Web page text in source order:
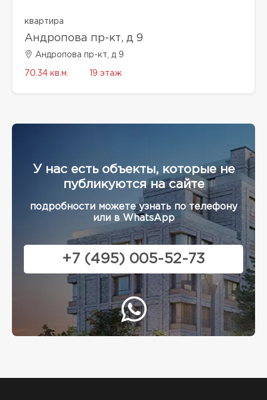
квартира
Андропова пр-кт, д 9
Андропова пр-кт, д 9
70.34 кв.м. 19 этаж
У нас есть объекты, которые не
публикуются на сайте
подробности можете узнать по телефону
или в WhatsApp
+7 (495) 005-52-73